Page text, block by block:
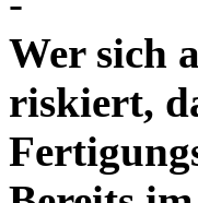
Wer sich
riskiert,